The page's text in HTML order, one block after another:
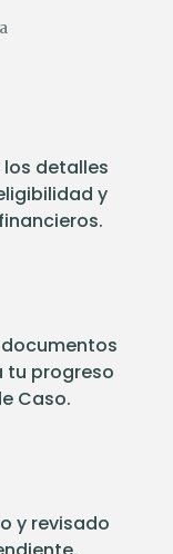
detalles
y
tu progreso
Caso.
y revisado